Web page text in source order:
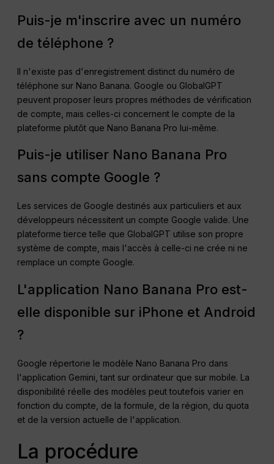
Puis-je m'inscrire avec un numéro
de téléphone ?
Il n'existe pas d'enregistrement distinct du numéro de
téléphone sur Nano Banana. Google ou GlobalGPT
peuvent proposer leurs propres méthodes de vérification
de compte, mais celles-ci concernent le compte de la
plateforme plutôt que Nano Banana Pro lui-même.
Puis-je utiliser Nano Banana Pro
sans compte Google ?
Les services de Google destinés aux particuliers et aux
développeurs nécessitent un compte Google valide. Une
plateforme tierce telle que GlobalGPT utilise son propre
système de compte, mais l'accès à celle-ci ne crée ni ne
remplace un compte Google.
L'application Nano Banana Pro est-
elle disponible sur iPhone et Android
?
Google répertorie le modèle Nano Banana Pro dans
l'application Gemini, tant sur ordinateur que sur mobile. La
disponibilité réelle des modèles peut toutefois varier en
fonction du compte, de la formule, de la région, du quota
et de la version actuelle de l'application.
La procédure